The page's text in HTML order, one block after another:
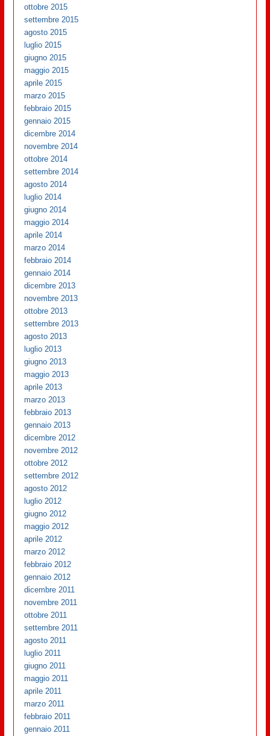
ottobre 2015
settembre 2015
agosto 2015
luglio 2015
giugno 2015
maggio 2015
aprile 2015
marzo 2015
febbraio 2015
gennaio 2015
dicembre 2014
novembre 2014
ottobre 2014
settembre 2014
agosto 2014
luglio 2014
giugno 2014
maggio 2014
aprile 2014
marzo 2014
febbraio 2014
gennaio 2014
dicembre 2013
novembre 2013
ottobre 2013
settembre 2013
agosto 2013
luglio 2013
giugno 2013
maggio 2013
aprile 2013
marzo 2013
febbraio 2013
gennaio 2013
dicembre 2012
novembre 2012
ottobre 2012
settembre 2012
agosto 2012
luglio 2012
giugno 2012
maggio 2012
aprile 2012
marzo 2012
febbraio 2012
gennaio 2012
dicembre 2011
novembre 2011
ottobre 2011
settembre 2011
agosto 2011
luglio 2011
giugno 2011
maggio 2011
aprile 2011
marzo 2011
febbraio 2011
gennaio 2011